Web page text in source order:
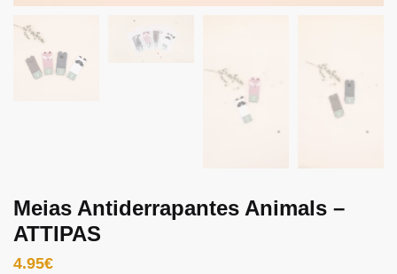
Meias Antiderrapantes Animals –
ATTIPAS
4.95€